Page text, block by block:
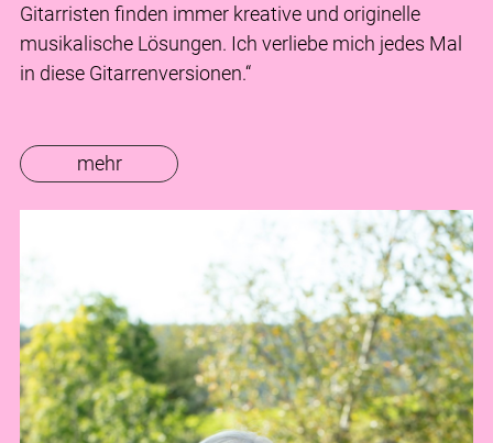
Gitarristen finden immer kreative und originelle
musikalische Lösungen. Ich verliebe mich jedes Mal
in diese Gitarrenversionen.“
mehr